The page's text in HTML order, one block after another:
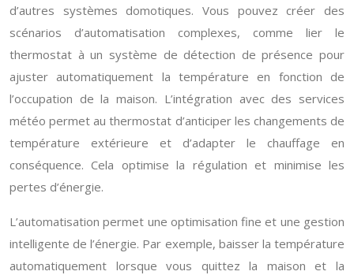
d’autres systèmes domotiques. Vous pouvez créer des
scénarios d’automatisation complexes, comme lier le
thermostat à un système de détection de présence pour
ajuster automatiquement la température en fonction de
l’occupation de la maison. L’intégration avec des services
météo permet au thermostat d’anticiper les changements de
température extérieure et d’adapter le chauffage en
conséquence. Cela optimise la régulation et minimise les
pertes d’énergie.
L’automatisation permet une optimisation fine et une gestion
intelligente de l’énergie. Par exemple, baisser la température
automatiquement lorsque vous quittez la maison et la